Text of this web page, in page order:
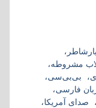
مشروطه
بی‌بی‌سی
فارسی
صدای آمریکا